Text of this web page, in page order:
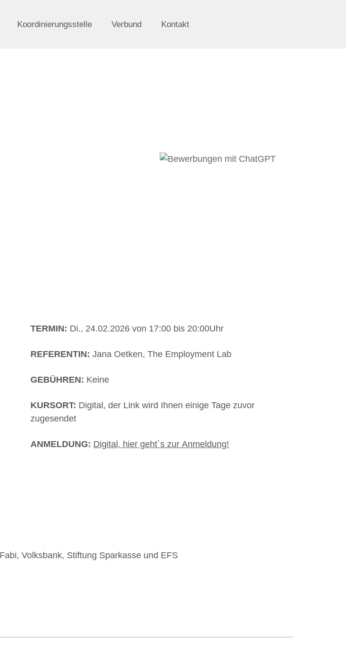
Koordinierungsstelle Verbund Kontakt
TERMIN: Di., 24.02.2026 von 17:00 bis 20:00Uhr
REFERENTIN: Jana Oetken, The Employment Lab
GEBÜHREN: Keine
KURSORT: Digital, der Link wird Ihnen einige Tage zuvor
zugesendet
ANMELDUNG: Digital, hier geht´s zur Anmeldung!